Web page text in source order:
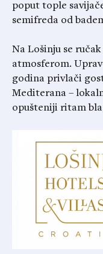
poput tople
semifreda od
Na Lošinju se
atmosferom.
godina privlači
Mediterana –
opušteniji ritam